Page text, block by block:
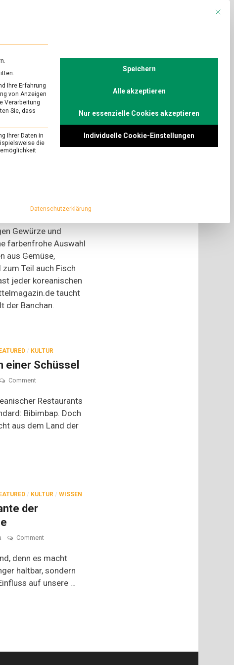
über die
Beilagen
Banchan,
bunten
Beilagen
Koreas
Gewürze und
farbenfrohe Auswahl
aus Gemüse,
Teil auch Fisch
jeder koreanischen
taucht
der Banchan.
/ KULTUR
einer Schüssel
Commenton
–
in
einer
Restaurants
Bibimbap. Doch
aus dem Land der
/ KULTUR / WISSEN
der
Commenton
–
Konstante
der
denn es macht
haltbar, sondern
auf unsere …
Mit
Ihre Erfahrung
von Anzeigen
Verarbeitung
Sie, dass
Ihrer Daten in
die
und kann nicht abgewählt werden.
Speichern
Alle akzeptieren
Nur essenzielle Cookies akzeptieren
Individuelle Cookie-Einstellungen
Datenschutzerklärung